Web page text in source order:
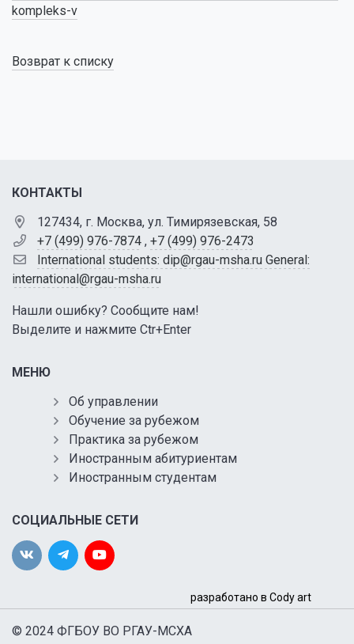
kompleks-v
Возврат к списку
КОНТАКТЫ
127434, г. Москва, ул. Тимирязевская, 58
+7 (499) 976-7874 , +7 (499) 976-2473
International students: dip@rgau-msha.ru General:
international@rgau-msha.ru
Нашли ошибку? Сообщите нам!
Выделите и нажмите Ctr+Enter
МЕНЮ
Об управлении
Обучение за рубежом
Практика за рубежом
Иностранным абитуриентам
Иностранным студентам
СОЦИАЛЬНЫЕ СЕТИ
© 2024 ФГБОУ ВО РГАУ-МСХА
разработано в Cody art